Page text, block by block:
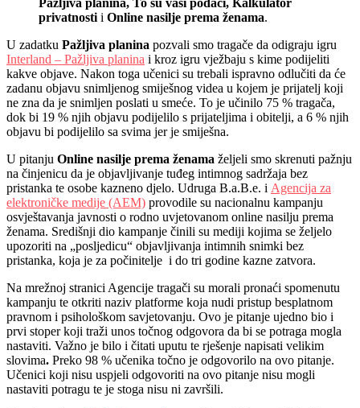
privatnosti i Online nasilje prema ženama.
U zadatku Pažljiva planina pozvali smo tragače da odigraju igru
Interland – Pažljiva planina i kroz igru vježbaju s kime podijeliti
kakve objave. Nakon toga učenici su trebali ispravno odlučiti da će
zadanu objavu snimljenog smiješnog videa u kojem je prijatelj koji
ne zna da je snimljen poslati u smeće. To je učinilo 75 % tragača,
dok bi 19 % njih objavu podijelilo s prijateljima i obitelji, a 6 % njih
objavu bi podijelilo sa svima jer je smiješna.
U pitanju Online nasilje prema ženama željeli smo skrenuti pažnju
na činjenicu da je objavljivanje tuđeg intimnog sadržaja bez
pristanka te osobe kazneno djelo. Udruga B.a.B.e. i Agencija za
elektroničke medije (AEM) provodile su nacionalnu kampanju
osvještavanja javnosti o rodno uvjetovanom online nasilju prema
ženama. Središnji dio kampanje činili su mediji kojima se željelo
upozoriti na „posljedicu“ objavljivanja intimnih snimki bez
pristanka, koja je za počinitelje i do tri godine kazne zatvora.
Na mrežnoj stranici Agencije tragači su morali pronaći spomenutu
kampanju te otkriti naziv platforme koja nudi pristup besplatnom
pravnom i psihološkom savjetovanju. Ovo je pitanje ujedno bio i
prvi stoper koji traži unos točnog odgovora da bi se potraga mogla
nastaviti. Važno je bilo i čitati uputu te rješenje napisati velikim
slovima. Preko 98 % učenika točno je odgovorilo na ovo pitanje.
Učenici koji nisu uspjeli odgovoriti na ovo pitanje nisu mogli
nastaviti potragu te je stoga nisu ni završili.